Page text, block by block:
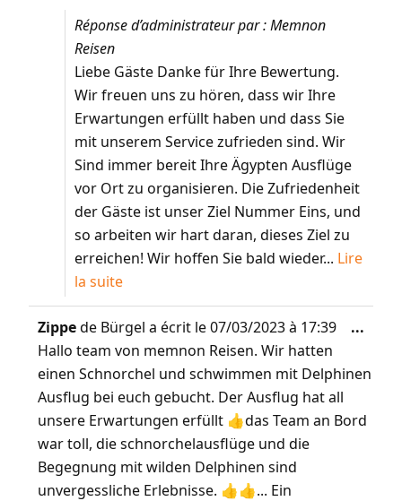
Réponse d’administrateur par : Memnon
Reisen
Liebe Gäste Danke für Ihre Bewertung.
Wir freuen uns zu hören, dass wir Ihre
Erwartungen erfüllt haben und dass Sie
mit unserem Service zufrieden sind. Wir
Sind immer bereit Ihre Ägypten Ausflüge
vor Ort zu organisieren. Die Zufriedenheit
der Gäste ist unser Ziel Nummer Eins, und
so arbeiten wir hart daran, dieses Ziel zu
erreichen! Wir hoffen Sie bald wieder... Lire
la suite
Zippede Bürgel a écrit le07/03/2023 à 17:39
Hallo team von memnon Reisen. Wir hatten
einen Schnorchel und schwimmen mit Delphinen
Ausflug bei euch gebucht. Der Ausflug hat all
unsere Erwartungen erfüllt 👍das Team an Bord
war toll, die schnorchelausflüge und die
Begegnung mit wilden Delphinen sind
unvergessliche Erlebnisse. 👍👍... Ein
...